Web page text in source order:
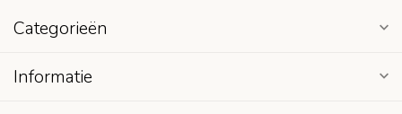
Categorieën
Informatie